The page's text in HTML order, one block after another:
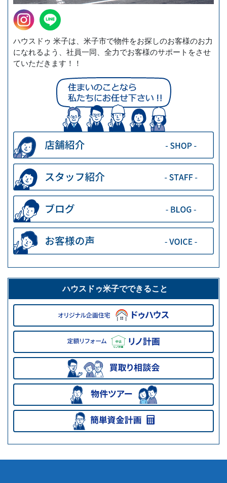
ハウスドゥ 米子は、米子市で物件をお探しのお客様のお力
になれるよう、社員一同、全力でお客様のサポートをさせ
ていただきます！！
ハウスドゥ米子でできること